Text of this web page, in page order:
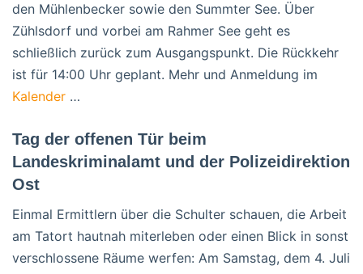
den Mühlenbecker sowie den Summter See. Über
Zühlsdorf und vorbei am Rahmer See geht es
schließlich zurück zum Ausgangspunkt. Die Rückkehr
ist für 14:00 Uhr geplant. Mehr und Anmeldung im
Kalender …
Tag der offenen Tür beim
Landeskriminalamt und der Polizeidirektion
Ost
Einmal Ermittlern über die Schulter schauen, die Arbeit
am Tatort hautnah miterleben oder einen Blick in sonst
verschlossene Räume werfen: Am Samstag, dem 4. Juli